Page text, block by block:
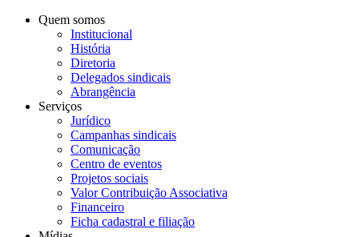
Quem somos
Institucional
História
Diretoria
Delegados sindicais
Abrangência
Serviços
Jurídico
Campanhas sindicais
Comunicação
Centro de eventos
Projetos sociais
Valor Contribuição Associativa
Financeiro
Ficha cadastral e filiação